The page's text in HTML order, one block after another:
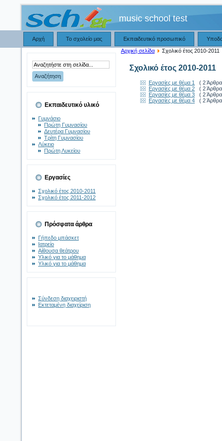
music school test
Αρχή Το σχολείο μας Εκπαιδευτικό προσωπικό
Εκπαιδευτικό υλικό
Γυμνάσιο
Πρώτη Γυμνασίου
Δευτέρα Γυμνασίου
Τρίτη Γυμνασίου
Λύκειο
Πρώτη Λυκείου
Εργασίες
Σχολικό έτος 2010-2011
Σχολικό έτος 2011-2012
Πρόσφατα άρθρα
Γήπεδο μπάσκετ
Ιατρείο
Αίθουσα θεάτρου
Υλικό για το μάθημα
Υλικό για το μάθημα
Σύνδεση διαχειριστή
Εκτεταμένη διαχείριση
Αρχική σελίδα Σχολικό έτος 2010-2011
Σχολικό έτος 2010-2011
Εργασίες με θέμα 1
( 2
Εργασίες με θέμα 2
( 2
Εργασίες με θέμα 3
( 2
Εργασίες με θέμα 4
( 2